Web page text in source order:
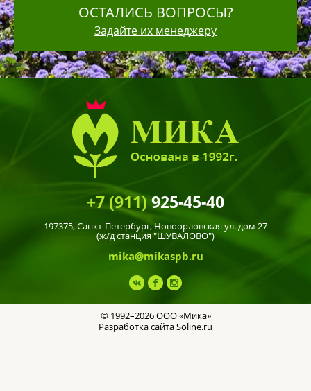
ОСТАЛИСЬ ВОПРОСЫ?
Задайте их менеджеру
+7 (911)925-45-40
197375,Санкт-Петербург, Новоорловская ул. дом 27
(ж/д станция "ШУВАЛОВО")
mika@mikaspb.ru
© 1992–2026 ООО «Мика»
Разработка сайтаSoline.ru